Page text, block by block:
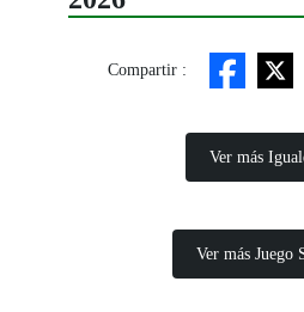
Compartir :
Ver más
Ver más Juego